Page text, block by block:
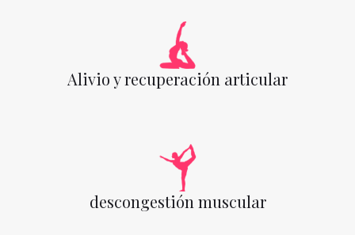
Alivio y recuperación articular
descongestión muscular